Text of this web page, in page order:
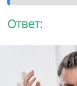
Ответ: